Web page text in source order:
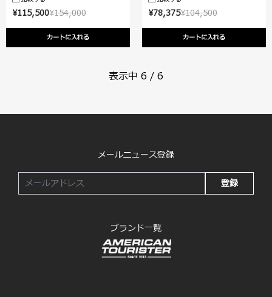
¥154,000
¥115,500
カートに入れる
¥104,500
¥78,375
カートに入れる
表示中 6 / 6
メールニュース登録
登録
ブランド一覧